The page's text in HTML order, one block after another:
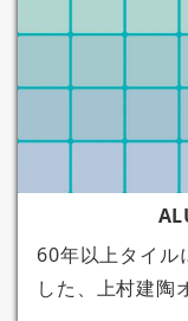
60年以上タイル
した、上村建陶